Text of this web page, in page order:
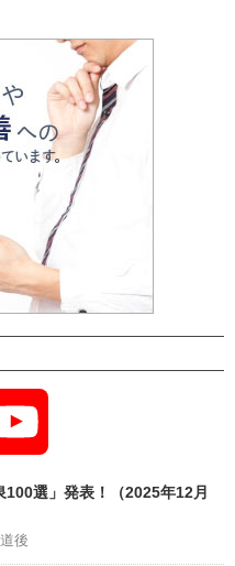
Channel
選」発表！（2025年12月
後